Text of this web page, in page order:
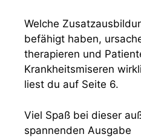
Welche
befähigt haben,
therapieren und
Krankheitsmiseren
liest du auf Seite 6.
Viel Spaß bei dieser
spannenden Ausgabe